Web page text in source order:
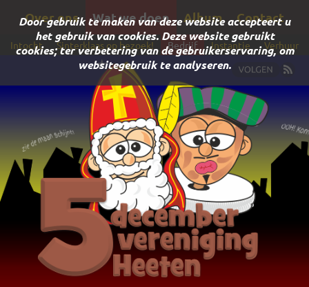
Door gebruik te maken van deze website accepteert u
het gebruik van cookies. Deze website gebruikt
cookies; ter verbetering van de gebruikerservaring, om
websitegebruik te analyseren.
Over ons Wat we doen Album Contact
Intocht Sinterklaas op bezoek! Bedrijf Instantie Verhuur